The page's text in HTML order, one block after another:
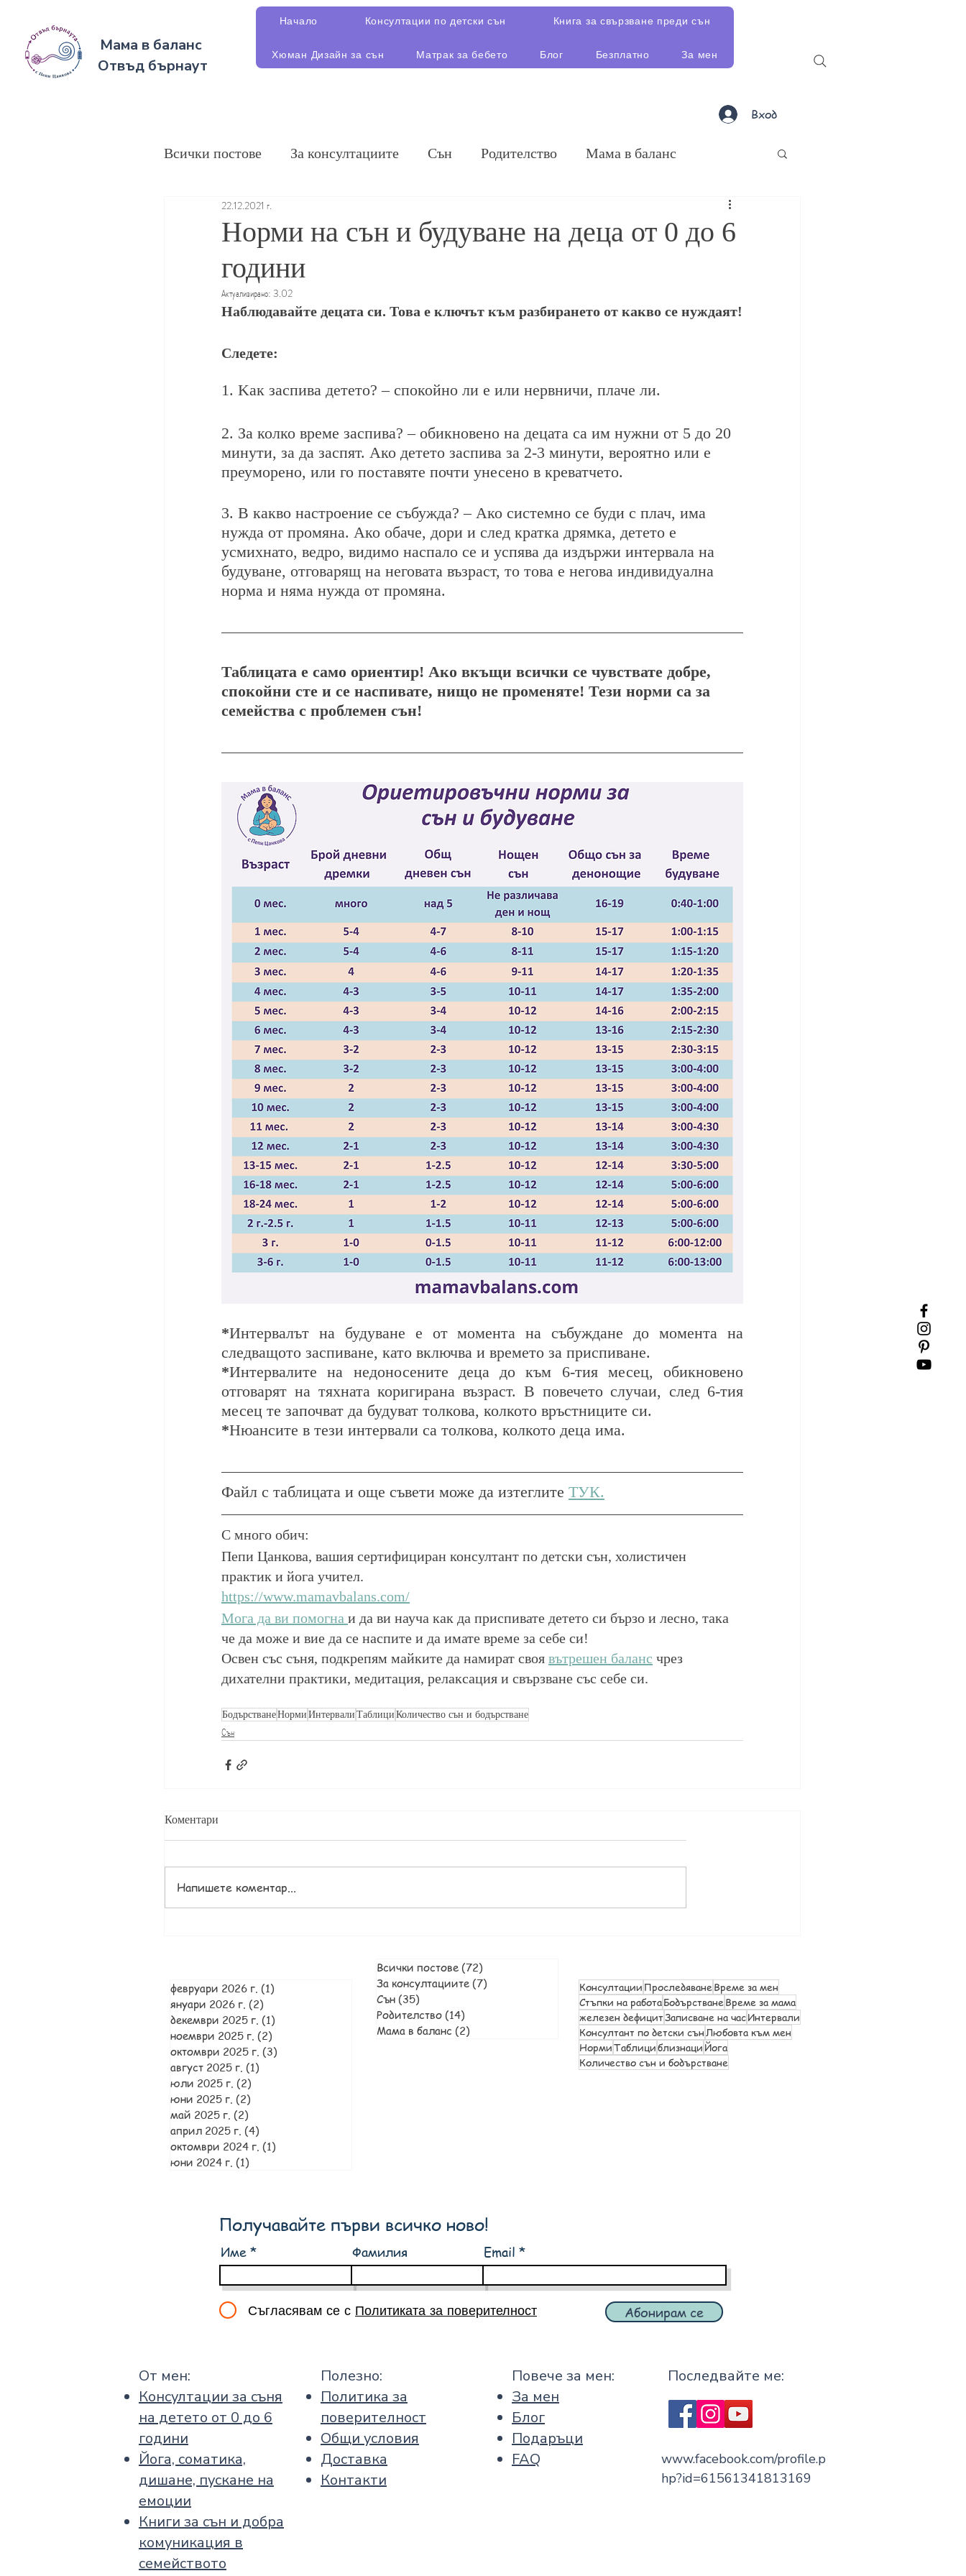
Мама в баланс
Отвъд бърнаут
Начало Консултации по детски сън Книга за свързване преди сън
Хюман Дизайн за сън Матрак за бебето Блог Безплатно За мен
Вход
Всички постове За консултациите Сън Родителство Мама в баланс
Норми на сън и будуване на деца от 0 до 6
години
22.12.2021 г.
Актуализирано: 3.02
Наблюдавайте децата си. Това е ключът към разбирането от какво се нуждаят!
Следете:
1. Kак заспива детето? – спокойно ли е или нервничи, плаче ли.
2. За колко време заспива? – обикновено на децата са им нужни от 5 до 20
минути, за да заспят. Ако детето заспива за 2-3 минути, вероятно или е
преуморено, или го поставяте почти унесено в креватчето.
3. В какво настроение се събужда? – Ако системно се буди с плач, има
нужда от промяна. Ако обаче, дори и след кратка дрямка, детето е
усмихнато, ведро, видимо наспало се и успява да издържи интервала на
будуване, отговарящ на неговата възраст, то това е негова индивидуална
норма и няма нужда от промяна.
Таблицата е само ориентир! Ако вкъщи всички се чувствате добре,
спокойни сте и се наспивате, нищо не променяте! Тези норми са за
семейства с проблемен сън!
*Интервалът на будуване е от момента на събуждане до момента на
следващото заспиване, като включва и времето за приспиване.
*Интервалите на недоносените деца до към 6-тия месец, обикновено
отговарят на тяхната коригирана възраст. В повечето случаи, след 6-тия
месец те започват да будуват толкова, колкото връстниците си.
*Нюансите в тези интервали са толкова, колкото деца има.
Файл с таблицата и още съвети може да изтеглите ТУК.
С много обич:
Пепи Цанкова, вашия сертифициран консултант по детски сън, холистичен
практик и йога учител.
https://www.mamavbalans.com/
Мога да ви помогна и да ви науча как да приспивате детето си бързо и лесно, така
че да може и вие да се наспите и да имате време за себе си!
Освен със съня, подкрепям майките да намират своя вътрешен баланс чрез
дихателни практики, медитация, релаксация и свързване със себе си.
БодърстванеНорми Интервали Таблици Количество сън и бодърстване
Сън
Коментари
Напишете коментар...
февруари 2026 г. (1)
януари 2026 г. (2)
декември 2025 г. (1)
ноември 2025 г. (2)
октомври 2025 г. (3)
август 2025 г. (1)
юли 2025 г. (2)
юни 2025 г. (2)
май 2025 г. (2)
април 2025 г. (4)
октомври 2024 г. (1)
юни 2024 г. (1)
Всички постове (72)
За консултациите (7)
Сън (35)
Родителство (14)
Мама в баланс (2)
Консултации ПроследяванеВреме за мен
Стъпки на работаБодърстванеВреме за мама
железен дефицитЗаписване на часИнтервали
Консултант по детски сънЛюбовта към мен
НормиТаблициблизнаци Йога
Количество сън и бодърстване
Получавайте първи всичко ново!
Име Фамилия Email
Съгласявам се с Политиката за поверителност Абонирам се
От мен:
Консултации за съня
на детето от 0 до 6
години
Йога, соматика,
дишане, пускане на
емоции
Книги за сън и добра
комуникация в
семейството
Полезно:
Политика за
поверителност
Общи условия
Доставка
Контакти
Повече за мен:
За мен
Блог
Подаръци
FAQ
Последвайте ме:
www.facebook.com/profile.p
hp?id=61561341813169